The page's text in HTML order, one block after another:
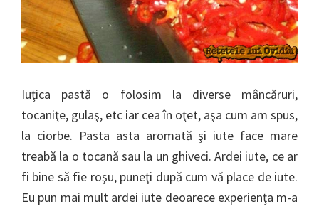
Iuţica pastă o folosim la diverse mâncăruri,
tocaniţe, gulaş, etc iar cea în oţet, aşa cum am spus,
la ciorbe. Pasta asta aromată şi iute face mare
treabă la o tocană sau la un ghiveci. Ardei iute, ce ar
fi bine să fie roşu, puneţi după cum vă place de iute.
Eu pun mai mult ardei iute deoarece experienţa m-a